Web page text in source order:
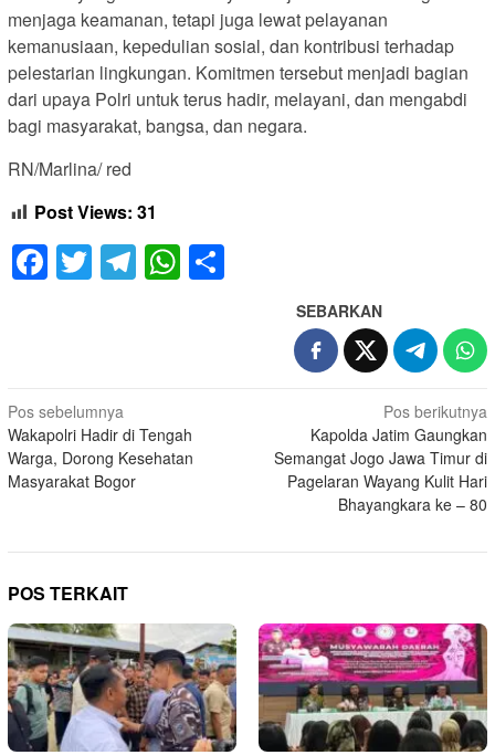
menjaga keamanan, tetapi juga lewat pelayanan
kemanusiaan, kepedulian sosial, dan kontribusi terhadap
pelestarian lingkungan. Komitmen tersebut menjadi bagian
dari upaya Polri untuk terus hadir, melayani, dan mengabdi
bagi masyarakat, bangsa, dan negara.
RN/Marlina/ red
Post Views: 31
Facebook
TwitterTelegram
WhatsApp
SEBARKAN
Navigasi
pos
Pos sebelumnya
Wakapolri Hadir di Tengah
Warga, Dorong Kesehatan
Masyarakat Bogor
Pos berikutnya
Kapolda Jatim Gaungkan
Semangat Jogo Jawa Timur di
Pagelaran Wayang Kulit Hari
Bhayangkara ke – 80
POS TERKAIT